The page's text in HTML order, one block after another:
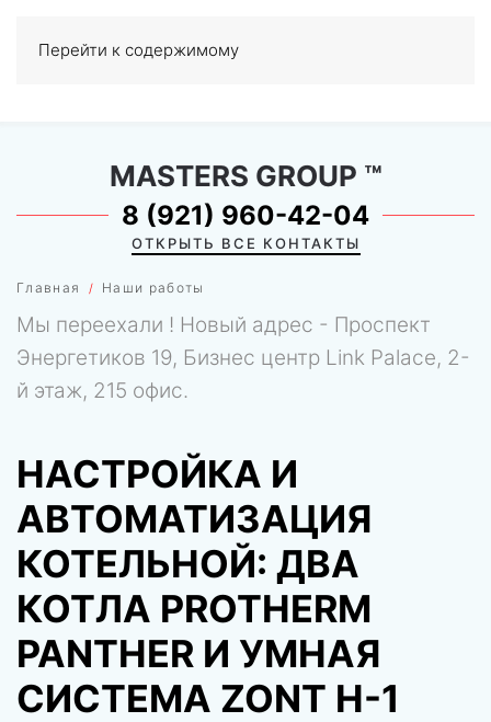
Перейти к содержимому
0
Главная Наши работы
MASTERS GROUP ™
8 (921) 960-42-04
ОТКРЫТЬ ВСЕ КОНТАКТЫ
Мы переехали ! Новый адрес - Проспект
Энергетиков 19, Бизнес центр Link Palace, 2-
й этаж, 215 офис.
НАСТРОЙКА И
АВТОМАТИЗАЦИЯ
КОТЕЛЬНОЙ: ДВА
КОТЛА PROTHERM
PANTHER И УМНАЯ
СИСТЕМА ZONT H-1